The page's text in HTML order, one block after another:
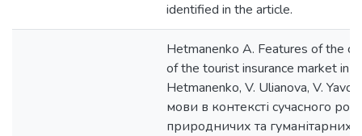
identified in the article.
Hetmanenko A. Features of the
of the tourist insurance market in
Hetmanenko, V. Ulianova, V.
мови в контексті сучасного
природничих та гуманітарних